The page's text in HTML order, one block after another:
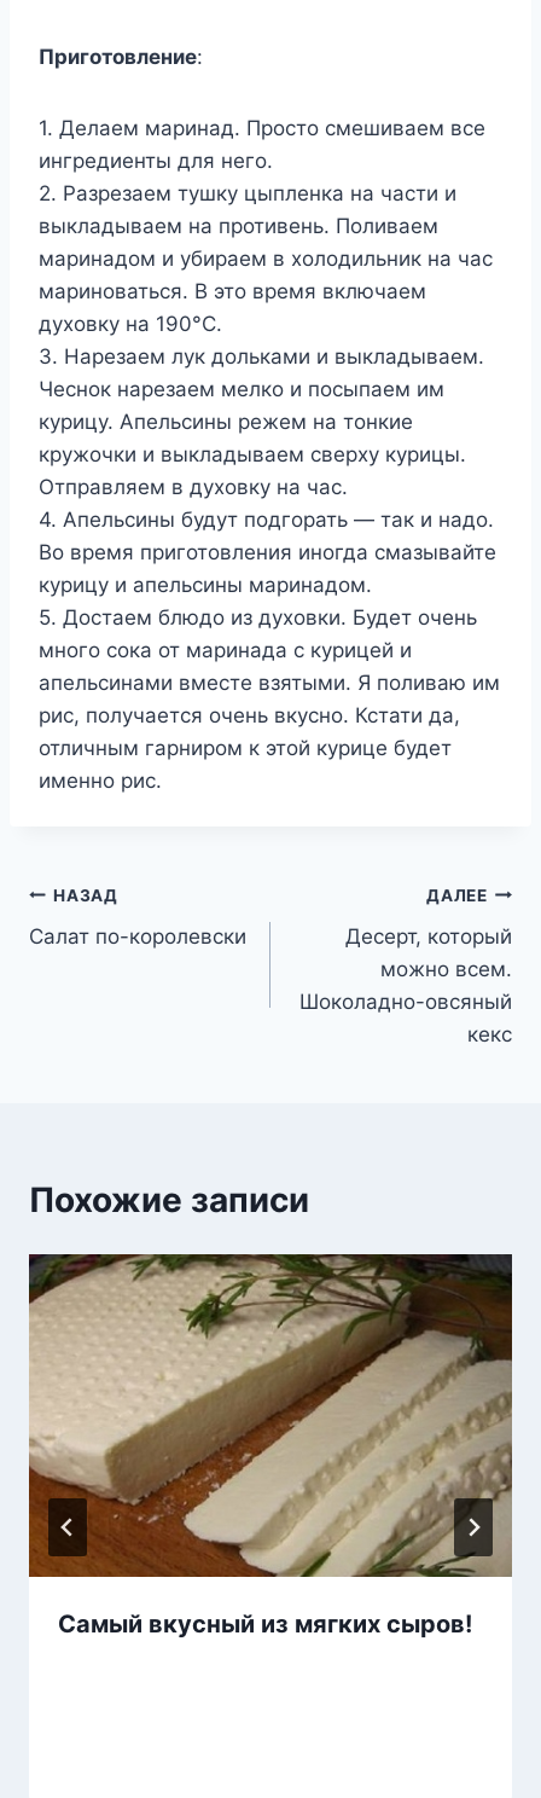
Приготовление:
1. Делаем маринад. Просто смешиваем все
ингредиенты для него.
2. Разрезаем тушку цыпленка на части и
выкладываем на противень. Поливаем
маринадом и убираем в холодильник на час
мариноваться. В это время включаем
духовку на 190°C.
3. Нарезаем лук дольками и выкладываем.
Чеснок нарезаем мелко и посыпаем им
курицу. Апельсины режем на тонкие
кружочки и выкладываем сверху курицы.
Отправляем в духовку на час.
4. Апельсины будут подгорать — так и надо.
Во время приготовления иногда смазывайте
курицу и апельсины маринадом.
5. Достаем блюдо из духовки. Будет очень
много сока от маринада с курицей и
апельсинами вместе взятыми. Я поливаю им
рис, получается очень вкусно. Кстати да,
отличным гарниром к этой курице будет
именно рис.
Навигация
по
НАЗАД
Салат по-королевски
ДАЛЕЕ
Десерт, который
можно всем.
Шоколадно-овсяный
кекс
Похожие записи
Самый вкусный из мягких сыров!